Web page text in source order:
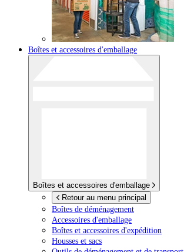
Boîtes et accessoires d'emballage
Boîtes et accessoires d'emballage
Retour au menu principal
Boîtes de déménagement
Accessoires d'emballage
Boîtes et accessoires d'expédition
Housses et sacs